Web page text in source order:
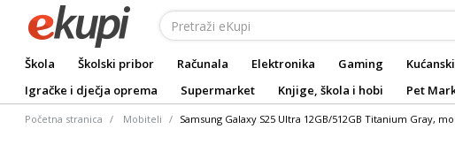
Škola Školski pribor Računala Elektronika Gaming
Igračke i dječja oprema
Supermarket Knjige, škola i hobi Pet
Početna stranica Mobiteli Samsung Galaxy S25 Ultra 12GB/512GB Titanium Gray,